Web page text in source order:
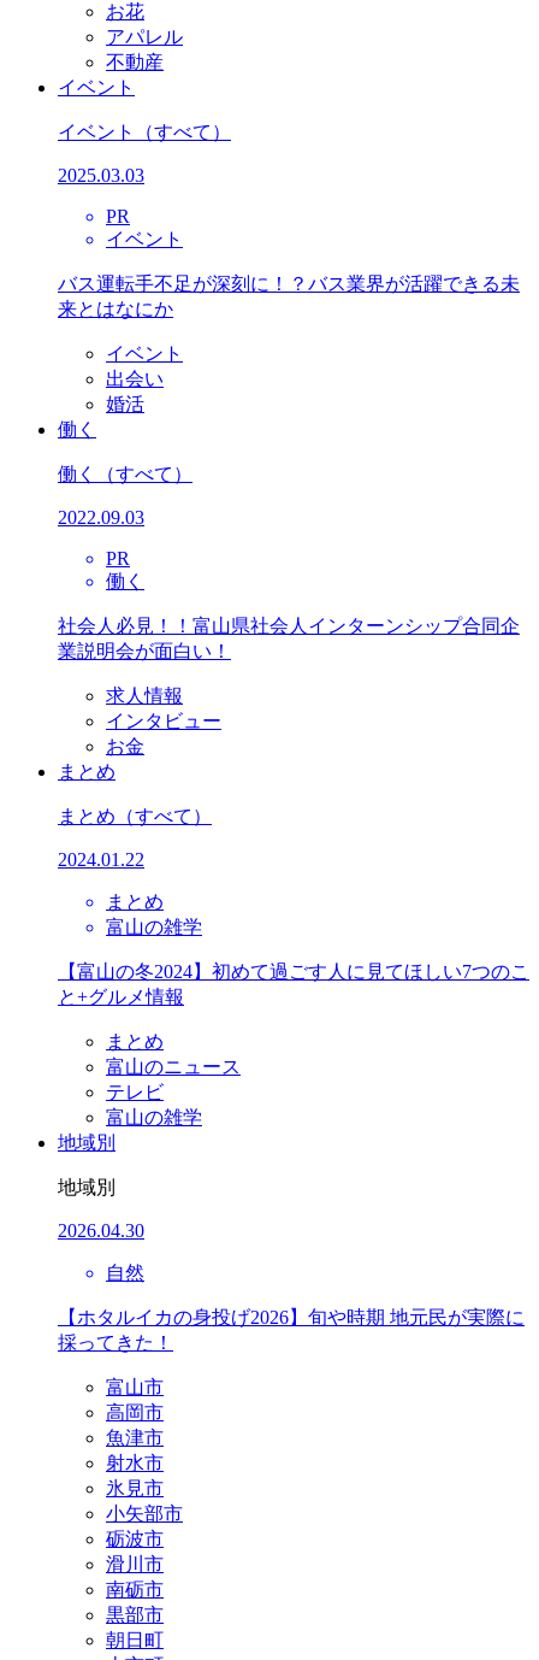
お花
アパレル
不動産
イベント
イベント （すべて）
2025.03.03
PR
イベント
バス運転手不足が深刻に！？バス業界が活躍できる未
来とはなにか
イベント
出会い
婚活
働く
働く （すべて）
2022.09.03
PR
働く
社会人必見！！富山県社会人インターンシップ合同企
業説明会が面白い！
求人情報
インタビュー
お金
まとめ
まとめ （すべて）
2024.01.22
まとめ
富山の雑学
【富山の冬2024】初めて過ごす人に見てほしい7つのこ
と+グルメ情報
まとめ
富山のニュース
テレビ
富山の雑学
地域別
地域別
2026.04.30
自然
【ホタルイカの身投げ2026】旬や時期 地元民が実際に
採ってきた！
富山市
高岡市
魚津市
射水市
氷見市
小矢部市
砺波市
滑川市
南砺市
黒部市
朝日町